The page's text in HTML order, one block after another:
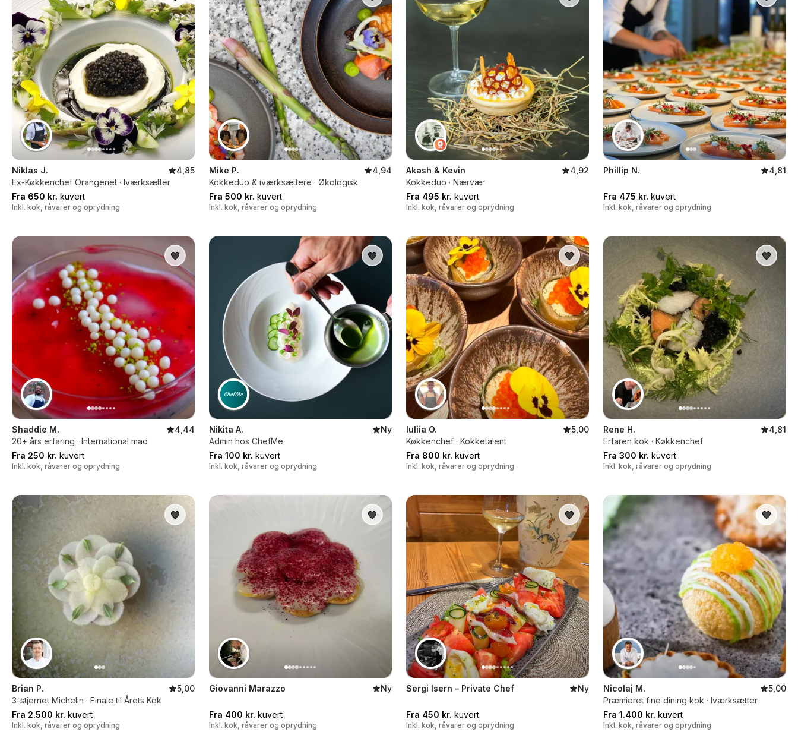
Niklas J.
4,85
Ex-Køkkenchef Orangeriet · Iværksætter
Fra 650 kr. kuvert
Inkl. kok, råvarer og oprydning
Mike P.
4,94
Kokkeduo & iværksættere · Økologisk
Fra 500 kr. kuvert
Inkl. kok, råvarer og oprydning
Akash & Kevin
4,92
Kokkeduo · Nærvær
Fra 495 kr. kuvert
Inkl. kok, råvarer og oprydning
Phillip N. 4,81
Fra 475 kr. kuvert
Inkl. kok, råvarer og oprydning
Shaddie M.
4,44
20+ års erfaring · International mad
Fra 250 kr. kuvert
Inkl. kok, råvarer og oprydning
Nikita A.
Ny
Admin hos ChefMe
Fra 100 kr. kuvert
Inkl. kok, råvarer og oprydning
Iuliia O.
5,00
Køkkenchef · Kokketalent
Fra 800 kr. kuvert
Inkl. kok, råvarer og oprydning
Rene H.
4,81
Erfaren kok · Køkkenchef
Fra 300 kr. kuvert
Inkl. kok, råvarer og oprydning
Brian P.
5,00
3-stjernet Michelin · Finale til Årets Kok
Fra 2.500 kr. kuvert
Inkl. kok, råvarer og oprydning
Giovanni Marazzo Ny
Fra 400 kr. kuvert
Inkl. kok, råvarer og oprydning
Sergi Isern – Private Chef Ny
Fra 450 kr. kuvert
Inkl. kok, råvarer og oprydning
Nicolaj M.
5,00
Præmieret fine dining kok · Iværksætter
Fra 1.400 kr. kuvert
Inkl. kok, råvarer og oprydning